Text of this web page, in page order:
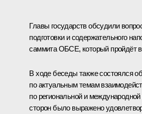
Главы государств обсудили
подготовки и содержательного
саммита ОБСЕ, который пройдёт в
В ходе беседы также состоялся
по актуальным темам
по региональной и
сторон было выражено